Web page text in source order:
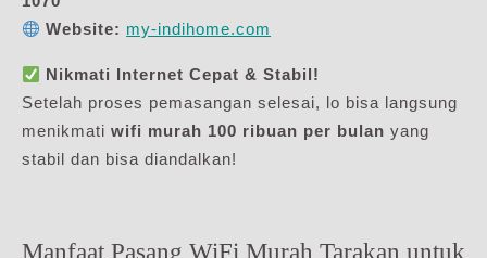
Website: my-indihome.com
Nikmati Internet Cepat & Stabil!
Setelah proses pemasangan selesai, lo bisa langsung
menikmati wifi murah 100 ribuan per bulan yang
stabil dan bisa diandalkan!
Manfaat Pasang WiFi Murah Tarakan untuk